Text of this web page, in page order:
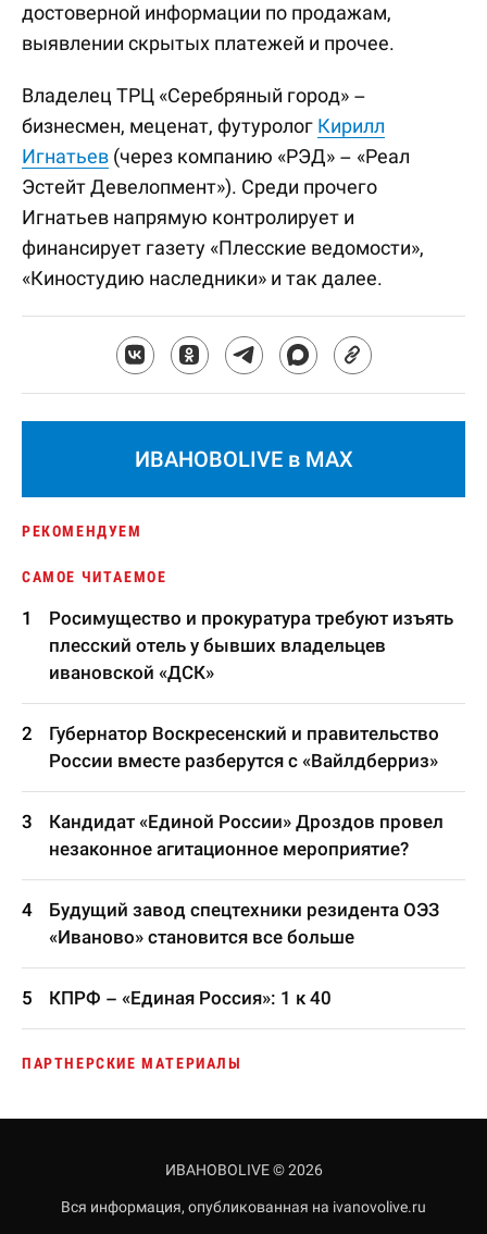
достоверной информации по продажам,
выявлении скрытых платежей и прочее.
Владелец ТРЦ «Серебряный город» –
бизнесмен, меценат, футуролог Кирилл
Игнатьев (через компанию «РЭД» – «Реал
Эстейт Девелопмент»). Среди прочего
Игнатьев напрямую контролирует и
финансирует газету «Плесские ведомости»,
«Киностудию наследники» и так далее.
ИВАНОВОLIVE в MAX
РЕКОМЕНДУЕМ
САМОЕ ЧИТАЕМОЕ
Росимущество и прокуратура требуют изъять
плесский отель у бывших владельцев
ивановской «ДСК»
Губернатор Воскресенский и правительство
России вместе разберутся с «Вайлдберриз»
Кандидат «Единой России» Дроздов провел
незаконное агитационное мероприятие?
Будущий завод спецтехники резидента ОЭЗ
«Иваново» становится все больше
КПРФ – «Единая Россия»: 1 к 40
ПАРТНЕРСКИЕ МАТЕРИАЛЫ
ИВАНОВОLIVE © 2026
Вся информация, опубликованная на ivanovolive.ru